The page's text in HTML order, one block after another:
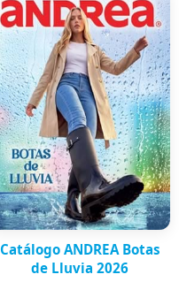
Catálogo ANDREA Botas
de Lluvia 2026